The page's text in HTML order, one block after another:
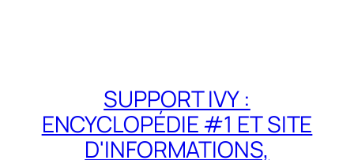
SUPPORT IVY :
ENCYCLOPÉDIE #1 ET SITE
D'INFORMATIONS,